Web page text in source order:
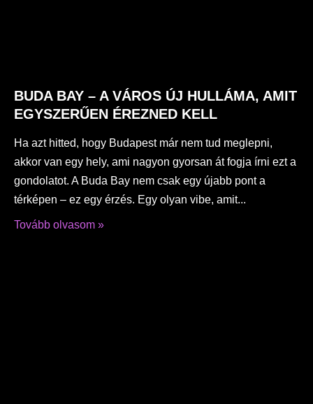
BUDA BAY – A VÁROS ÚJ HULLÁMA, AMIT
EGYSZERŰEN ÉREZNED KELL
Ha azt hitted, hogy Budapest már nem tud meglepni,
akkor van egy hely, ami nagyon gyorsan át fogja írni ezt a
gondolatot. A Buda Bay nem csak egy újabb pont a
térképen – ez egy érzés. Egy olyan vibe, amit
Tovább olvasom »